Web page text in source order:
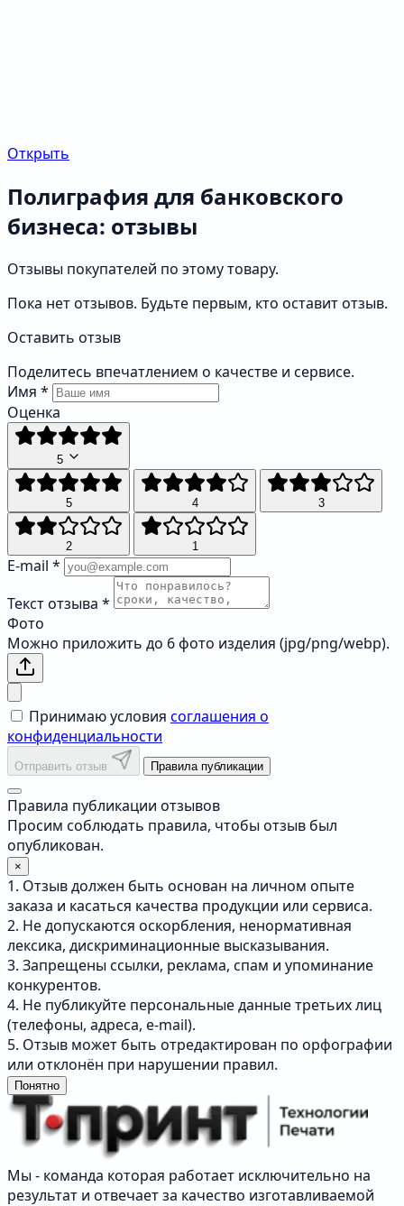
Открыть
Полиграфия для банковского
бизнеса: отзывы
Отзывы покупателей по этому товару.
Пока нет отзывов. Будьте первым, кто оставит отзыв.
Оставить отзыв
Поделитесь впечатлением о качестве и сервисе.
Имя *
Оценка
5
5 4 3
2 1
E-mail *
Текст отзыва *
Фото
Можно приложить до 6 фото изделия (jpg/png/webp).
Принимаю условия соглашения о
конфиденциальности
Отправить отзыв Правила публикации
Правила публикации отзывов
Просим соблюдать правила, чтобы отзыв был
опубликован.
×
1. Отзыв должен быть основан на личном опыте
заказа и касаться качества продукции или сервиса.
2. Не допускаются оскорбления, ненормативная
лексика, дискриминационные высказывания.
3. Запрещены ссылки, реклама, спам и упоминание
конкурентов.
4. Не публикуйте персональные данные третьих лиц
(телефоны, адреса, e-mail).
5. Отзыв может быть отредактирован по орфографии
или отклонён при нарушении правил.
Понятно
Мы - команда которая работает исключительно на
результат и отвечает за качество изготавливаемой